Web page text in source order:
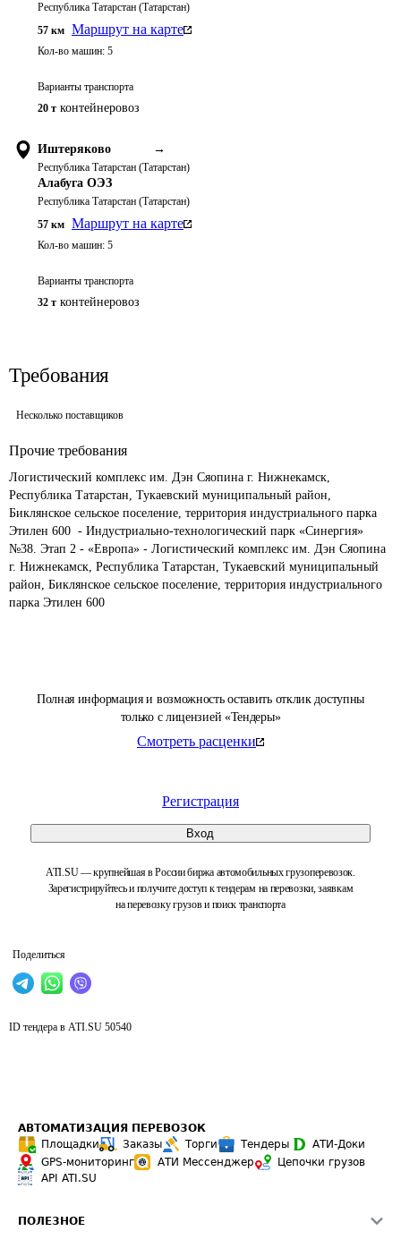
Полная информация и возможность оставить отклик доступны
только с лицензией «Тендеры»
Смотреть расценки
Регистрация
Вход
ATI.SU — крупнейшая в России биржа автомобильных грузоперевозок.
Зарегистрируйтесь и получите доступ к тендерам на перевозки, заявкам
на перевозку грузов и поиск транспорта
Поделиться
Республика Татарстан (Татарстан)
57 км Маршрут на карте
Кол-во машин: 5
Варианты транспорта
20 т контейнеровоз
Иштеряково →
Республика Татарстан (Татарстан)
Алабуга ОЭЗ
Республика Татарстан (Татарстан)
57 км Маршрут на карте
Кол-во машин: 5
Варианты транспорта
32 т контейнеровоз
Требования
Несколько поставщиков
Прочие требования
Логистический комплекс им. Дэн Сяопина г. Нижнекамск,
Республика Татарстан, Тукаевский муниципальный район,
Биклянское сельское поселение, территория индустриального парка
Этилен 600  - Индустриально-технологический парк «Синергия»
№38. Этап 2 - «Европа» - Логистический комплекс им. Дэн Сяопина
г. Нижнекамск, Республика Татарстан, Тукаевский муниципальный
район, Биклянское сельское поселение, территория индустриального
парка Этилен 600
ID тендера в ATI.SU 50540
АВТОМАТИЗАЦИЯ ПЕРЕВОЗОК
Площадки
Заказы Торги Тендеры
АТИ-Доки
GPS-мониторинг
АТИ Мессенджер
Цепочки грузов
API ATI.SU
ПОЛЕЗНОЕ